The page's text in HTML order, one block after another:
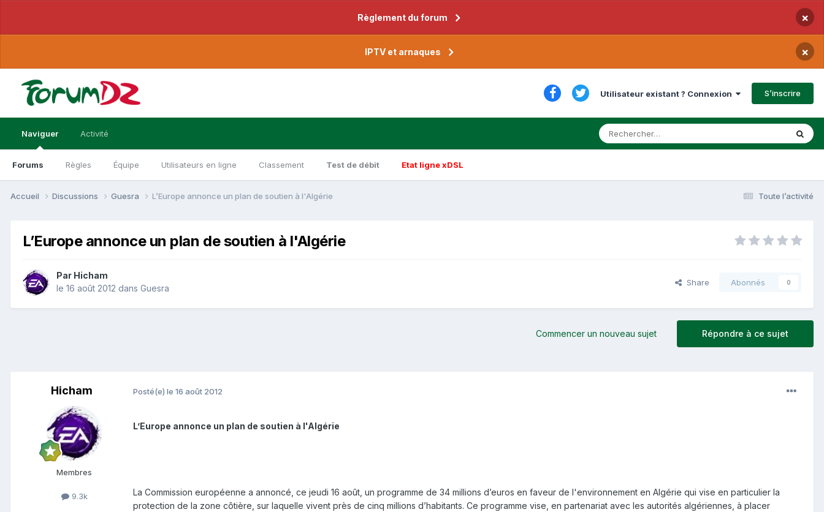
Règlement du forum ×
IPTV et arnaques ×
Utilisateur existant ? Connexion S’inscrire
Naviguer
Forums Règles Équipe Utilisateurs en ligne Classement Test de débit Etat ligne xDSL
Activité
Toute l’activité
Accueil Discussions Guesra L’Europe annonce un plan de soutien à l'Algérie
L’Europe annonce un plan de soutien à l'Algérie
Par Hicham
le 16 août 2012 dans Guesra
Share Abonnés 0
Répondre à ce sujet
Commencer un nouveau sujet
Hicham
Membres
9.3k
Posté(e) le 16 août 2012
L’Europe annonce un plan de soutien à l'Algérie
La Commission européenne a annoncé, ce jeudi 16 août, un programme de 34 millions d’euros en faveur de l'environnement en Algérie qui vise en particulier la
protection de la zone côtière, sur laquelle vivent près de cinq millions d’habitants. Ce programme vise, en partenariat avec les autorités algériennes, à placer